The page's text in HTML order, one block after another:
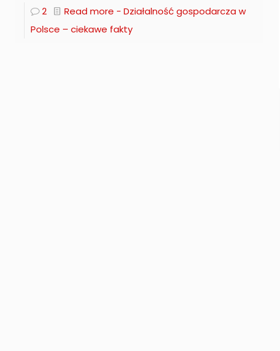
2
Read more - Działalność gospodarcza w
Polsce – ciekawe fakty